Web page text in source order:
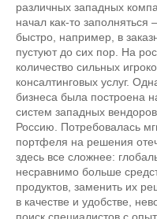
различных западных
начал как-то
быстро, например, в
пустуют до сих пор. На
количество сильных
консалтинговых услуг.
бизнеса была построена
систем западных
Россию. Потребовалась
портфеля на решения
здесь все сложнее:
несравнимо больше
продуктов, заменить их
в качестве и удобстве,